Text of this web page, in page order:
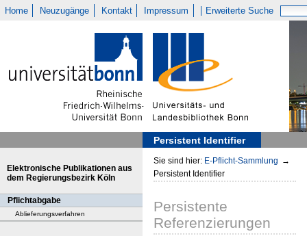
Home Neuzugänge Kontakt Impressum Erweiterte Suche
Persistent Identifier
Elektronische Publikationen aus
dem Regierungsbezirk Köln
Pflichtabgabe
Ablieferungsverfahren
Sie sind hier: E-Pflicht-Sammlung →
Persistent Identifier
Persistente
Referenzierungen